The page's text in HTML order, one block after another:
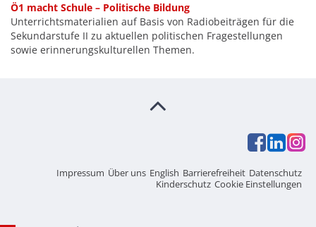
Ö1 macht Schule – Politische Bildung
Unterrichtsmaterialien auf Basis von Radiobeiträgen für die
Sekundarstufe II zu aktuellen politischen Fragestellungen
sowie erinnerungskulturellen Themen.
Impressum Über uns English Barrierefreiheit Datenschutz
Kinderschutz Cookie Einstellungen